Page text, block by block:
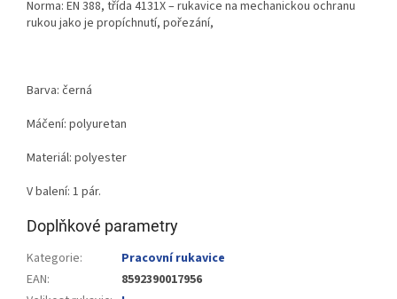
Norma: EN 388, třída 4131X – rukavice na mechanickou ochranu
rukou jako je propíchnutí, pořezání,
Barva: černá
Máčení: polyuretan
Materiál: polyester
V balení: 1 pár.
Doplňkové parametry
Kategorie:
Pracovní rukavice
EAN:
8592390017956